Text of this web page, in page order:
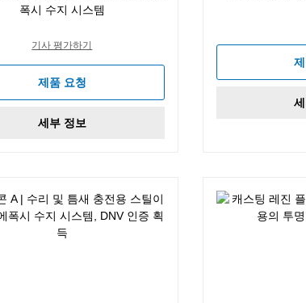
폭시 수지 시스템
기사 평가하기
제품 요청
세부 정보